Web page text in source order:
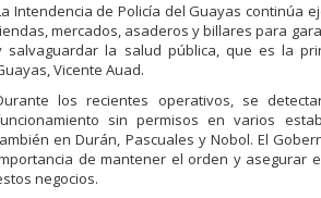
Intendencia de Policía del Guayas continúa
mercados, asaderos y billares para
salvaguardar la salud pública, que es la
Vicente Auad.
los recientes operativos, se
sin permisos en varios
en Durán, Pascuales y Nobol. El
de mantener el orden y asegurar
negocios.